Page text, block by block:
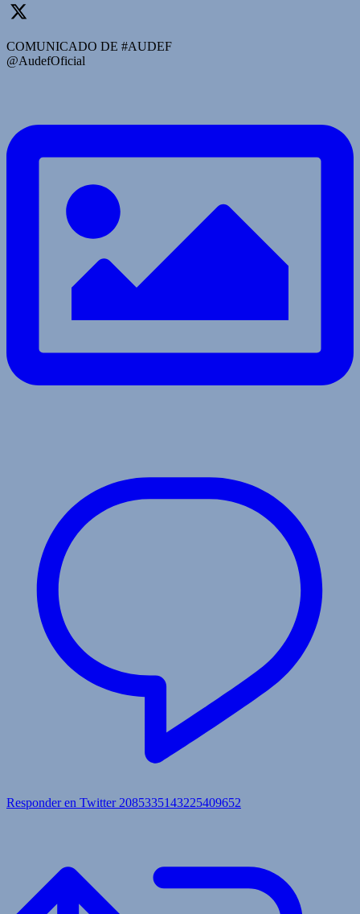
COMUNICADO DE #AUDEF
@AudefOficial
Responder en Twitter 2085335143225409652